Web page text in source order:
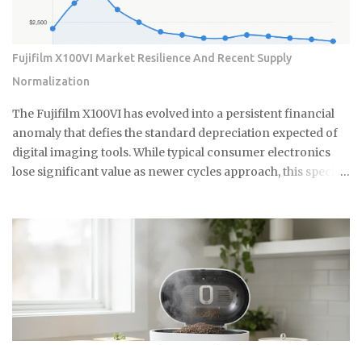
preference lies in the Flextight's patented Virtual Drum
Scanning technology. Unlike traditional drum scanners
that require the messy and time-consuming process of fluid
mounting the film onto a rotating cylinder, the Flextight
uses a system where the film is gently tensioned and curved
against an internal imaging plane. This curvature ensures
perfect focus across the entire film surface. It mimics the
optical flatness of a ...
Fujifilm X100VI Market Resilience And Recent Supply
Normalization
The Fujifilm X100VI has evolved into a persistent financial
anomaly that defies the standard depreciation expected of
digital imaging tools. While typical consumer electronics
lose significant value as newer cycles approach, this specific
phenomenon is driven by a combination of geopolitical
trade barriers and a cultural obsession that has transformed
a compact camera into a high liquidity asset with
remarkable price resilience. Normalization Of Authorized
Retail Inventory The extreme scarcity that defined the first
eighteen months of the product lifecycle is finally